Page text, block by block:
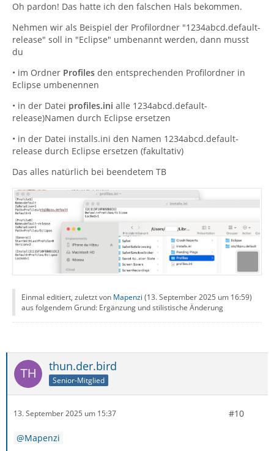
Oh pardon! Das hatte ich den falschen Hals bekommen.
Nehmen wir als Beispiel der Profilordner "1234abcd.default-
release" soll in "Eclipse" umbenannt werden, dann musst
du
• im Ordner Profiles den entsprechenden Profilordner in
Eclipse umbenennen
• in der Datei profiles.ini alle 1234abcd.default-
release)Namen durch Eclipse ersetzen
• in der Datei installs.ini den Namen 1234abcd.default-
release durch Eclipse ersetzen (fakultativ)
Das alles natürlich bei beendetem TB
Einmal editiert, zuletzt von Mapenzi (13. September 2025 um 16:59)
aus folgendem Grund: Ergänzung und stilistische Änderung
thun.der.bird
Senior-Mitglied
13. September 2025 um 15:37 #10
Mapenzi